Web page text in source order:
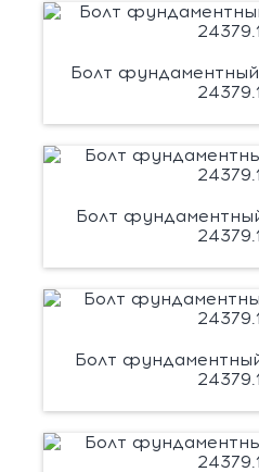
Болт
Болт
Болт